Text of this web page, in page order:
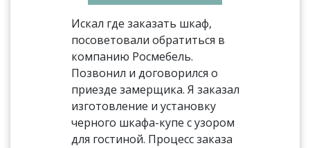
Искал где заказать шкаф,
посоветовали обратиться в
компанию Росмебель.
Позвонил и договорился о
приезде замерщика. Я заказал
изготовление и установку
черного шкафа-купе с узором
для гостиной. Процесс заказа